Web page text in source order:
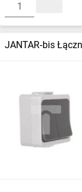
JANTAR‑bis